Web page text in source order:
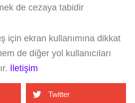
de cezaya tabidir
için ekran kullanımına dikkat
de diğer yol kullanıcıları
İletişim
Twitter